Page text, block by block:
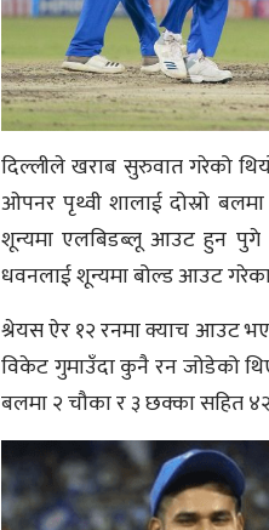
दिल्लीले खराब सुरुवात गरेको
ओपनर पृथ्वी शालाई दोस्रो
शून्यमा एलबिडब्लू आउट हुन पुगे
धवनलाई शून्यमा बोल्ड आउट
श्रेयस ऐर १२ रनमा क्याच आउट
विकेट गुमाउँदा कुनै रन जोडेको
बलमा २ चौका र ३ छक्का सहित